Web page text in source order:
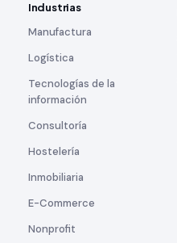
Industrias
Manufactura
Logística
Tecnologías de la
información
Consultoría
Hostelería
Inmobiliaria
E-Commerce
Nonprofit